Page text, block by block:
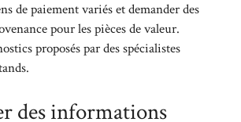
de paiement variés et demander des
pour les pièces de valeur.
proposés par des spécialistes
des informations